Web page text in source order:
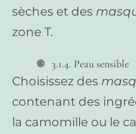
sèches et des
zone T.
3.1.4. Peau sensible
Choisissez des
contenant des
la camomille ou le